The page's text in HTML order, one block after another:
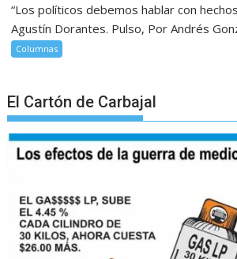
“Los políticos debemos hablar con
Agustín Dorantes. Pulso, Por Andrés
Columnas
El Cartón de Carbajal